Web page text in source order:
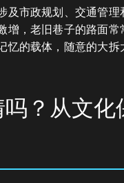
及市政规划、交通管
增，老旧巷子的路面
忆的载体，随意的大
？从文化